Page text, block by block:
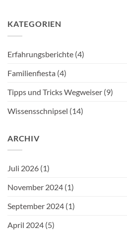
KATEGORIEN
Erfahrungsberichte (4)
Familienfiesta (4)
Tipps und Tricks Wegweiser (9)
Wissensschnipsel (14)
ARCHIV
Juli 2026 (1)
November 2024 (1)
September 2024 (1)
April 2024 (5)